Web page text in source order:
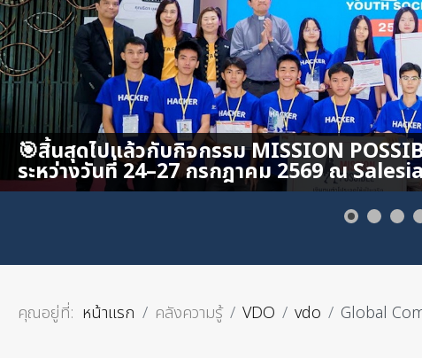
คุณอยู่ที่: หน้าแรก คลังความรู้ VDO vdo Global